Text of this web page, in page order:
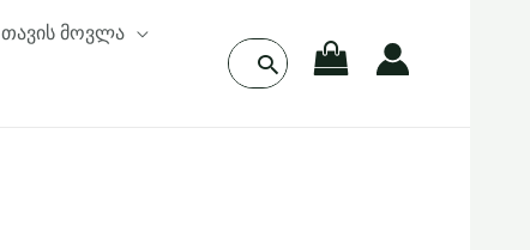
თავის მოვლა
Search
for: